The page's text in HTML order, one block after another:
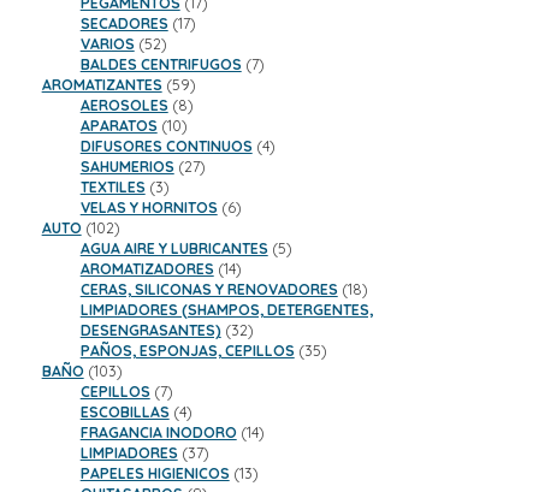
SECADORES 1717
VARIOS 5252
productos
BALDES CENTRIFUGOS 77
AROMATIZANTES 5959
productos
AEROSOLES 88
productos
APARATOS 1010
productos
DIFUSORES CONTINUOS 44
SAHUMERIOS 2727
TEXTILES 33
productos
VELAS Y HORNITOS 66
AUTO 102102
productos
AGUA AIRE Y LUBRICANTES 55
AROMATIZADORES 1414
productos
CERAS, SILICONAS Y RENOVADORES 1818
productos
LIMPIADORES (SHAMPOS, DETERGENTES,
DESENGRASANTES) 3232
productos
PAÑOS, ESPONJAS, CEPILLOS 3535
BAÑO 103103
productos
CEPILLOS 77
productos
ESCOBILLAS 44
productos
FRAGANCIA INODORO 1414
LIMPIADORES 3737
productos
PAPELES HIGIENICOS 1313